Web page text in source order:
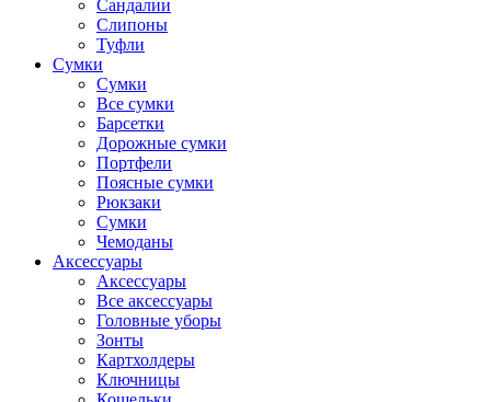
Сандалии
Слипоны
Туфли
Сумки
Сумки
Все сумки
Барсетки
Дорожные сумки
Портфели
Поясные сумки
Рюкзаки
Сумки
Чемоданы
Аксессуары
Аксессуары
Все аксессуары
Головные уборы
Зонты
Картхолдеры
Ключницы